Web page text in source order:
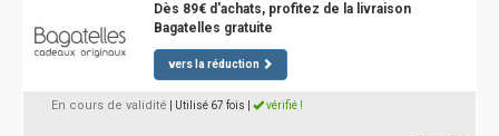
Dès 89€ d'achats, profitez de la livraison
Bagatelles gratuite
vers la réduction
En cours de validité | Utilisé 67 fois vérifié !